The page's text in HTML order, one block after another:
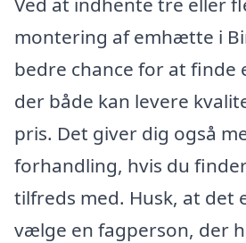
montering af emhætte i
bedre chance for at finde
der både kan levere
pris. Det giver dig også
forhandling, hvis du
tilfreds med. Husk, at det
vælge en fagperson, der